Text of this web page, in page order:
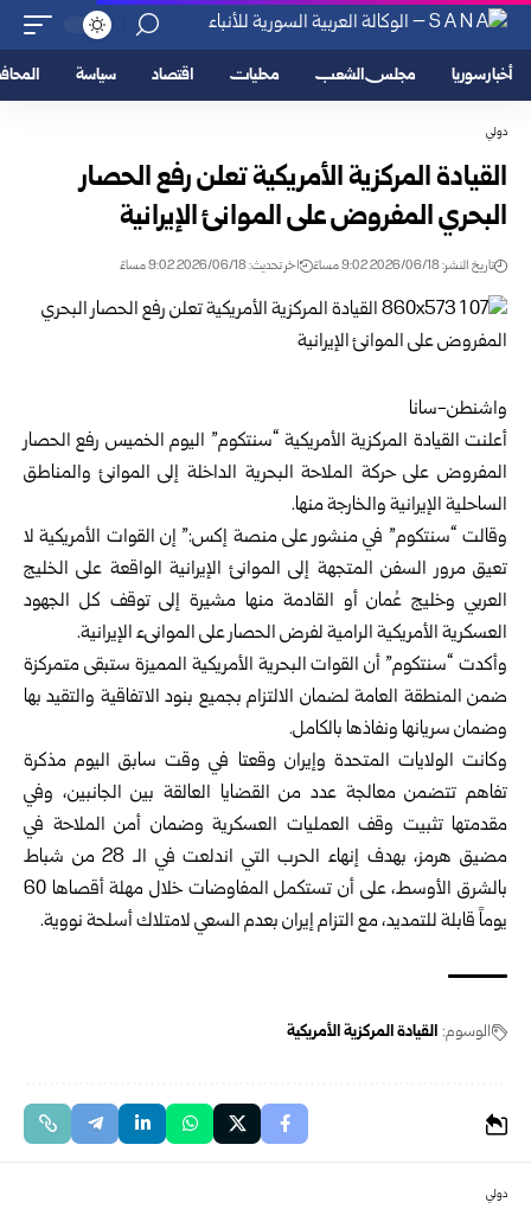
أخبار سوريا مجلس الشعب محليات اقتصاد سياسة
دولي
القيادة المركزية الأمريكية تعلن رفع الحصار
البحري المفروض على الموانئ الإيرانية
تاريخ النشر: 2026/06/18 9:02 مساءً اخر تحديث: 2026/06/18 9:02 مساءً
واشنطن-سانا
أعلنت القيادة المركزية الأمريكية “سنتكوم” اليوم الخميس رفع الحصار
المفروض على حركة الملاحة البحرية الداخلة إلى الموانئ والمناطق
الساحلية الإيرانية والخارجة منها.
وقالت “سنتكوم” في منشور على منصة إكس:” إن القوات الأمريكية لا
تعيق مرور السفن المتجهة إلى الموانئ الإيرانية الواقعة على الخليج
العربي وخليج عُمان أو القادمة منها مشيرة إلى توقف كل الجهود
العسكرية الأمريكية الرامية لفرض الحصار على الموانىء الإيرانية.
وأكدت “سنتكوم” أن القوات البحرية الأمريكية المميزة ستبقى متمركزة
ضمن المنطقة العامة لضمان الالتزام بجميع بنود الاتفاقية والتقيد بها
وضمان سريانها ونفاذها بالكامل.
وكانت الولايات المتحدة وإيران وقعتا في وقت سابق اليوم مذكرة
تفاهم تتضمن معالجة عدد من القضايا العالقة بين الجانبين، وفي
مقدمتها تثبيت وقف العمليات العسكرية وضمان أمن الملاحة في
مضيق هرمز، بهدف إنهاء الحرب التي اندلعت في الـ 28 من شباط
بالشرق الأوسط، على أن تستكمل المفاوضات خلال مهلة أقصاها 60
يوماً قابلة للتمديد، مع التزام إيران بعدم السعي لامتلاك أسلحة نووية.
الوسوم: القيادة المركزية الأمريكية
دولي